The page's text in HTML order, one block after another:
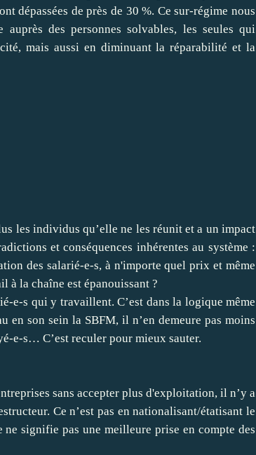
dépassées de près de 30 %. Ce sur-régime nous
des personnes solvables, les seules qui
mais aussi en diminuant la réparabilité et la
les individus qu’elle ne les réunit et a un impact
et conséquences inhérentes au système :
des salarié-e-s, à n'importe quel prix et même
à la chaîne est épanouissant ?
e-s qui y travaillent. C’est dans la logique même
en son sein la SBFM, il n’en demeure pas moins
e-s… C’est reculer pour mieux sauter.
sans accepter plus d'exploitation, il n’y a
Ce n’est pas en nationalisant/étatisant le
signifie pas une meilleure prise en compte des